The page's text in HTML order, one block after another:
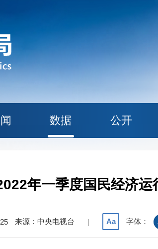
数据 公开
年一季度国民经济运
来源：中央电视台 | Aa 字体：